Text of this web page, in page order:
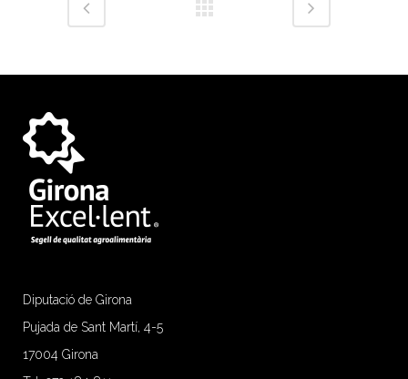
Diputació de Girona
Pujada de Sant Martí, 4-5
17004 Girona